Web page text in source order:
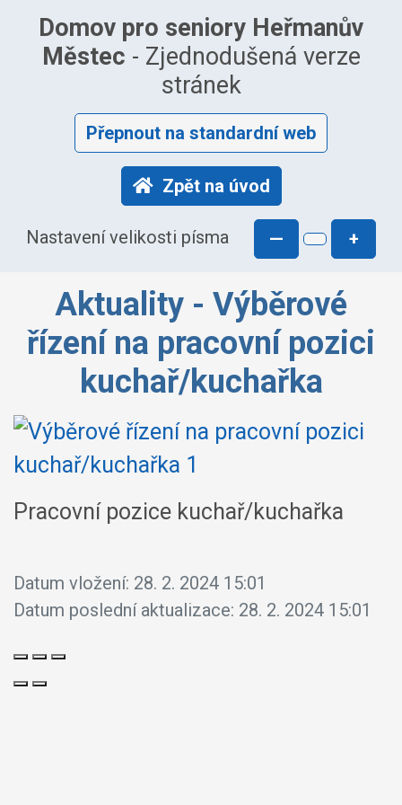
Domov pro seniory Heřmanův
Městec - Zjednodušená verze
stránek
Přepnout na standardní web
Zpět na úvod
Nastavení velikosti písma — +
Aktuality - Výběrové
řízení na pracovní pozici
kuchař/kuchařka
Pracovní pozice kuchař/kuchařka
Datum vložení: 28. 2. 2024 15:01
Datum poslední aktualizace: 28. 2. 2024 15:01